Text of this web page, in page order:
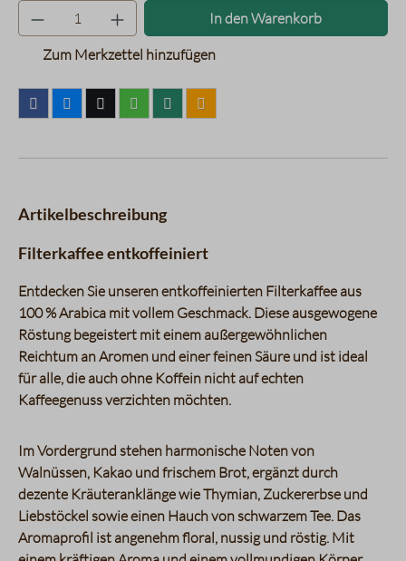
Produkt Anzahl: Gib den
In den Warenkorb
Zum Merkzettel hinzufügen
Artikelbeschreibung
Filterkaffee entkoffeiniert
Entdecken Sie unseren entkoffeinierten Filterkaffee aus
100 % Arabica mit vollem Geschmack. Diese ausgewogene
Röstung begeistert mit einem außergewöhnlichen
Reichtum an Aromen und einer feinen Säure und ist ideal
für alle, die auch ohne Koffein nicht auf echten
Kaffeegenuss verzichten möchten.
Im Vordergrund stehen harmonische Noten von
Walnüssen, Kakao und frischem Brot, ergänzt durch
dezente Kräuteranklänge wie Thymian, Zuckererbse und
Liebstöckel sowie einen Hauch von schwarzem Tee. Das
Aromaprofil ist angenehm floral, nussig und röstig. Mit